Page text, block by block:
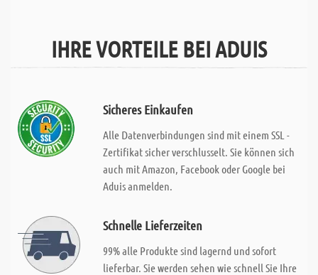
IHRE VORTEILE BEI ADUIS
Sicheres Einkaufen
Alle Datenverbindungen sind mit einem SSL -
Zertifikat sicher verschlusselt. Sie können sich
auch mit Amazon, Facebook oder Google bei
Aduis anmelden.
Schnelle Lieferzeiten
99% alle Produkte sind lagernd und sofort
lieferbar. Sie werden sehen wie schnell Sie Ihre